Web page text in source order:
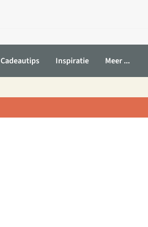
Cadeautips Inspiratie Meer ...